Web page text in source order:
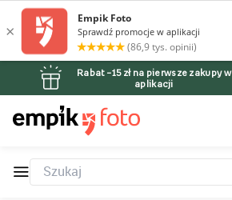
Rabat –15 zł na pierwsze zakupy w
aplikacji